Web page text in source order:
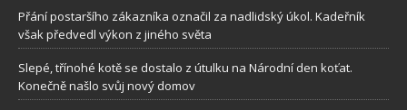
Přání postaršího zákazníka označil za nadlidský úkol. Kadeřník
však předvedl výkon z jiného světa
Slepé, třínohé kotě se dostalo z útulku na Národní den koťat.
Konečně našlo svůj nový domov